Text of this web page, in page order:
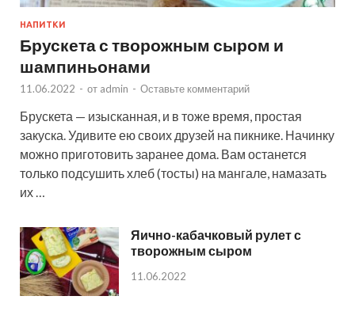
НАПИТКИ
Брускета с творожным сыром и
шампиньонами
11.06.2022 - от admin - Оставьте комментарий
Брускета — изысканная, и в тоже время, простая
закуска. Удивите ею своих друзей на пикнике. Начинку
можно приготовить заранее дома. Вам останется
только подсушить хлеб (тосты) на мангале, намазать
их …
Яично-кабачковый рулет с
творожным сыром
11.06.2022